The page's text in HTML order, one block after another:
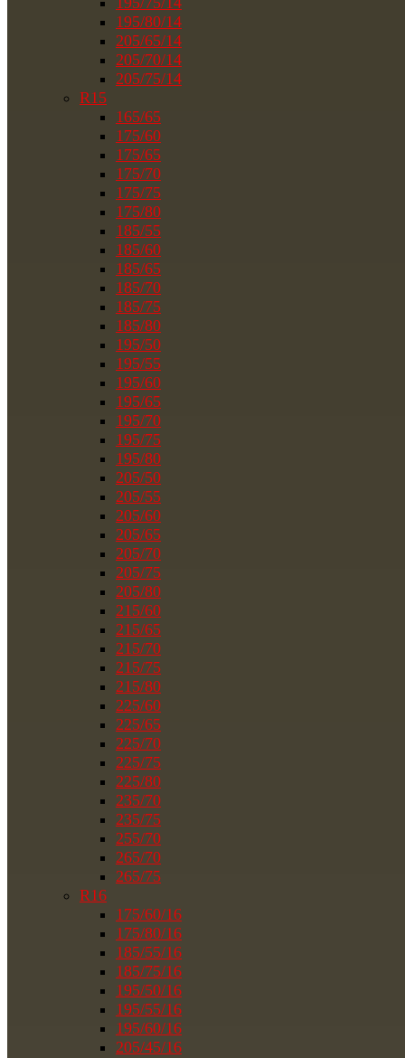
195/80/14
205/65/14
205/70/14
205/75/14
R15
165/65
175/60
175/65
175/70
175/75
175/80
185/55
185/60
185/65
185/70
185/75
185/80
195/50
195/55
195/60
195/65
195/70
195/75
195/80
205/50
205/55
205/60
205/65
205/70
205/75
205/80
215/60
215/65
215/70
215/75
215/80
225/60
225/65
225/70
225/75
225/80
235/70
235/75
255/70
265/70
265/75
R16
175/60/16
175/80/16
185/55/16
185/75/16
195/50/16
195/55/16
195/60/16
205/45/16